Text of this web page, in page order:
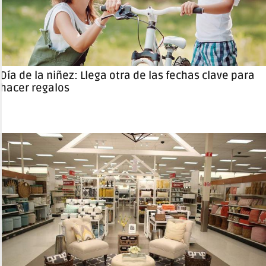
Día de la niñez: Llega otra de las fechas clave para
hacer regalos